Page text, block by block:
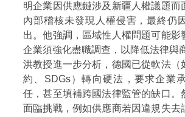
明企業因供應鏈涉及新疆人權議題而
內部稽核未發現人權侵害，最終仍
出。他強調，區域性人權問題可能影
企業須強化盡職調查，以降低法律與
洪教授進一步分析，德國已從軟法（
約、SDGs）轉向硬法，要求企業
任，甚至填補跨國法律監管的缺口。
面臨挑戰，例如供應商若因違規失去